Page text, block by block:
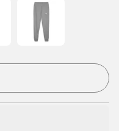
tilmelde dig som medlem